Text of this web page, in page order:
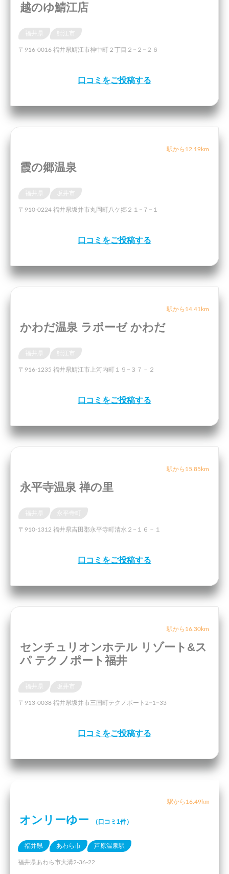
越のゆ鯖江店
〒916-0016 福井県鯖江市神中町２丁目２−２−２６
口コミをご投稿する
駅から12.19km
霞の郷温泉
坂井市
〒910-0224 福井県坂井市丸岡町八ケ郷２１−７−１
口コミをご投稿する
駅から14.41km
かわだ温泉 ラポーゼ かわだ
〒916-1235 福井県鯖江市上河内町１９−３７－２
口コミをご投稿する
駅から15.85km
永平寺温泉 禅の里
〒910-1312 福井県吉田郡永平寺町清水２−１６－１
口コミをご投稿する
駅から16.30km
センチュリオンホテル リゾート&ス
パ テクノポート福井
坂井市
〒913-0038 福井県坂井市三国町テクノポート2−1−33
口コミをご投稿する
駅から16.49km
オンリーゆー （口コミ1件）
福井県 あわら市 芦原温泉駅
福井県あわら市大溝2-36-22